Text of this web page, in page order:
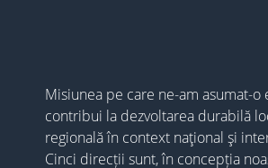
Misiunea pe care ne-am asumat-o
contribui la dezvoltarea durabilă
regională în context național și
Cinci direcții sunt, în concepția